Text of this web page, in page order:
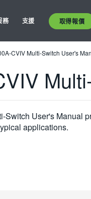
務 支援 取得報價
CVIV Multi-Switch User's
User's Manual
applications.